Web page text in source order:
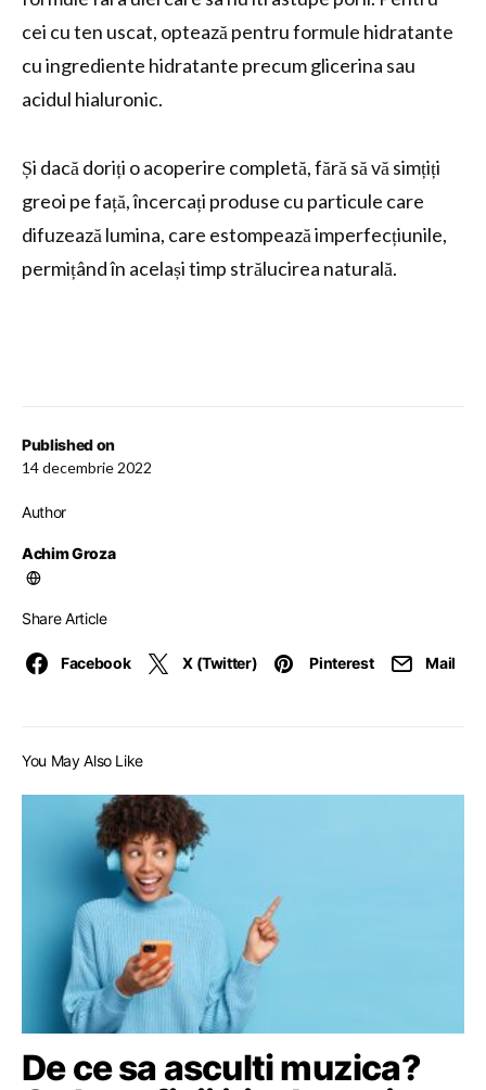
Published on
14 decembrie 2022
Author
Achim Groza
Share Article
Facebook X (Twitter) Pinterest Mail
cei cu ten uscat, optează pentru formule hidratante
cu ingrediente hidratante precum glicerina sau
acidul hialuronic.
Și dacă doriți o acoperire completă, fără să vă simțiți
greoi pe față, încercați produse cu particule care
difuzează lumina, care estompează imperfecțiunile,
permițând în același timp strălucirea naturală.
You May Also Like
De ce sa asculti muzica?